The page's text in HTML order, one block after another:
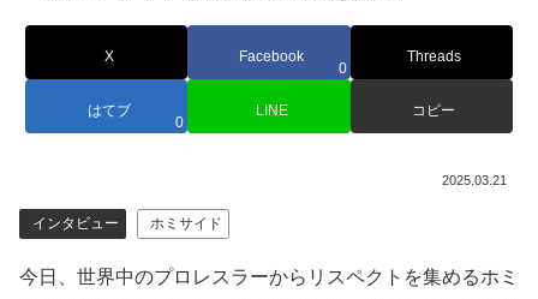
X Facebook
0
Threads
はてブ
0
LINE コピー
2025.03.21
インタビュー ホミサイド
今日、世界中のプロレスラーからリスペクトを集めるホミ